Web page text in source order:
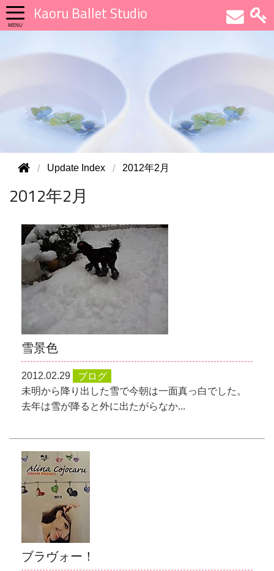
Kaoru Ballet Studio
Update Index 2012年2月
2012年2月
雪景色
2012.02.29
ブログ
未明から降り出した雪で今朝は一面真っ白でした。
去年は雪が降ると外に出たがらなか...
ブラヴォー！